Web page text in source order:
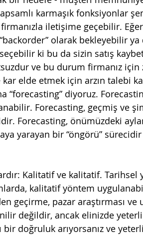
karmaşık fonksiyonlar
iletişime geçebilir.
olarak bekleyebilir ya
ki bu da sizin satış
ve bu durum firmanız için
elde etmek için arzın talebi
“forecasting” diyoruz.
Forecasting, geçmiş ve
Forecasting, önümüzdeki
yarayan bir “öngörü”
Kalitatif ve kalitatif. Tarihsel
kalitatif yöntem
geçirme, pazar araştırması
değildir, ancak elinizde yeterli
bir doğruluk arıyorsanız ve